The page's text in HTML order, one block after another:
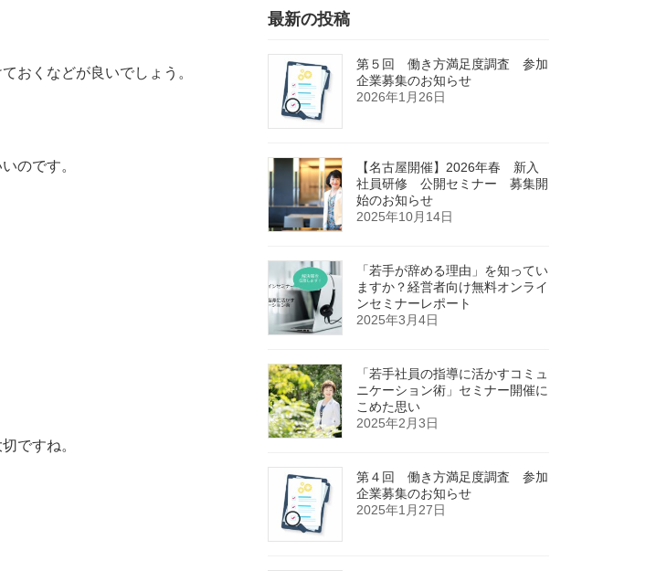
おくなどが良いでしょう。
のです。
ですね。
最新の投稿
第５回 働き方満足度調査 参加
企業募集のお知らせ
2026年1月26日
【名古屋開催】2026年春 新入
社員研修 公開セミナー 募集開
始のお知らせ
2025年10月14日
「若手が辞める理由」を知ってい
ますか？経営者向け無料オンライ
ンセミナーレポート
2025年3月4日
「若手社員の指導に活かすコミュ
ニケーション術」セミナー開催に
こめた思い
2025年2月3日
第４回 働き方満足度調査 参加
企業募集のお知らせ
2025年1月27日